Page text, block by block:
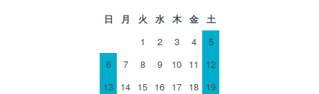
日 月 火 水 木 金
土
1
2 3 4
5
6
7 8 9 10 11
12
13 14 15 16 17 18 19